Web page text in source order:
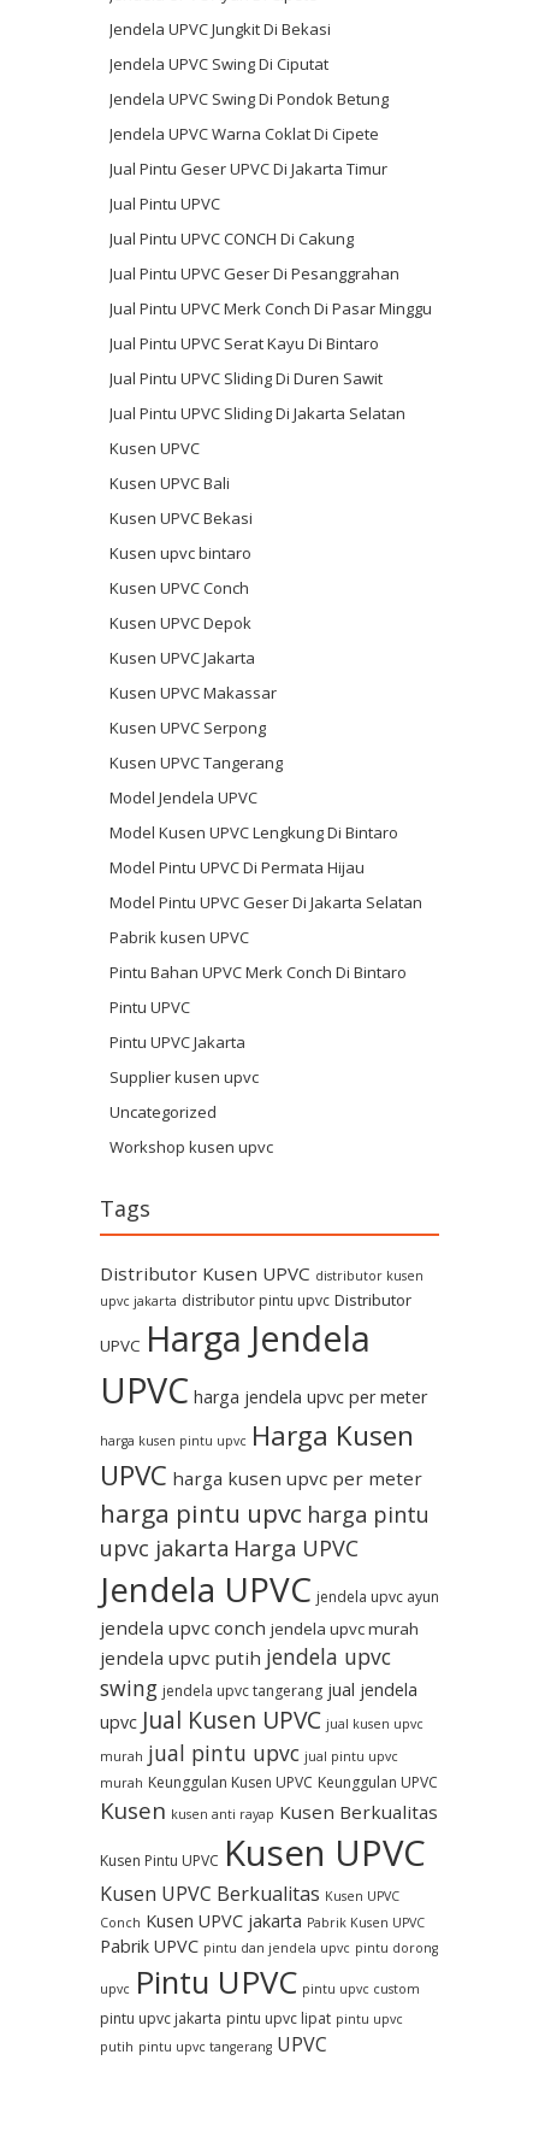
Jendela UPVC Jungkit Di Bekasi
Jendela UPVC Swing Di Ciputat
Jendela UPVC Swing Di Pondok Betung
Jendela UPVC Warna Coklat Di Cipete
Jual Pintu Geser UPVC Di Jakarta Timur
Jual Pintu UPVC
Jual Pintu UPVC CONCH Di Cakung
Jual Pintu UPVC Geser Di Pesanggrahan
Jual Pintu UPVC Merk Conch Di Pasar Minggu
Jual Pintu UPVC Serat Kayu Di Bintaro
Jual Pintu UPVC Sliding Di Duren Sawit
Jual Pintu UPVC Sliding Di Jakarta Selatan
Kusen UPVC
Kusen UPVC Bali
Kusen UPVC Bekasi
Kusen upvc bintaro
Kusen UPVC Conch
Kusen UPVC Depok
Kusen UPVC Jakarta
Kusen UPVC Makassar
Kusen UPVC Serpong
Kusen UPVC Tangerang
Model Jendela UPVC
Model Kusen UPVC Lengkung Di Bintaro
Model Pintu UPVC Di Permata Hijau
Model Pintu UPVC Geser Di Jakarta Selatan
Pabrik kusen UPVC
Pintu Bahan UPVC Merk Conch Di Bintaro
Pintu UPVC
Pintu UPVC Jakarta
Supplier kusen upvc
Uncategorized
Workshop kusen upvc
Tags
Distributor Kusen UPVC distributor kusen
upvc jakarta distributor pintu upvc Distributor
UPVC Harga Jendela
UPVC harga jendela upvc per meter
harga kusen pintu upvc Harga Kusen
UPVC harga kusen upvc per meter
harga pintu upvc harga pintu
upvc jakarta Harga UPVC
Jendela UPVC jendela upvc ayun
jendela upvc conch jendela upvc murah
jendela upvc putih jendela upvc
swing jendela upvc tangerang jual jendela
upvc Jual Kusen UPVC jual kusen upvc
murah jual pintu upvc jual pintu upvc
murah Keunggulan Kusen UPVC Keunggulan UPVC
Kusen kusen anti rayap Kusen Berkualitas
Kusen Pintu UPVC Kusen UPVC
Kusen UPVC Berkualitas Kusen UPVC
Conch Kusen UPVC jakarta Pabrik Kusen UPVC
Pabrik UPVC pintu dan jendela upvc pintu dorong
upvc Pintu UPVC pintu upvc custom
pintu upvc jakarta pintu upvc lipat pintu upvc
putih pintu upvc tangerang UPVC